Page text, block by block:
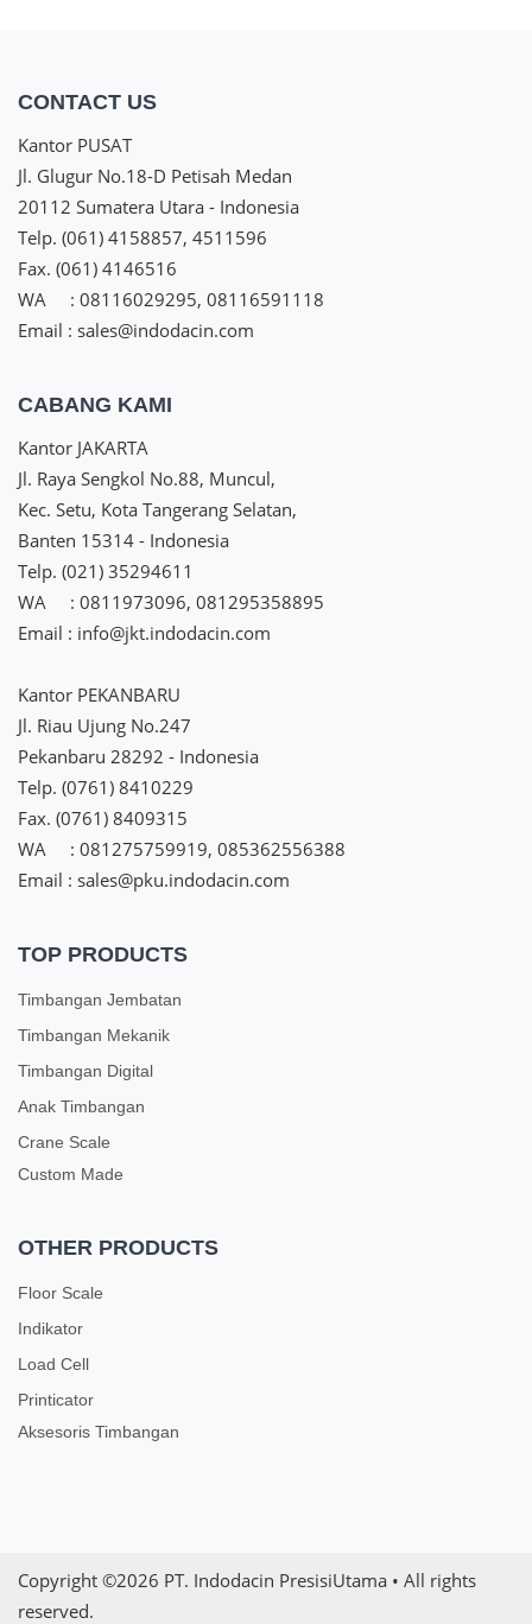
CONTACT US
Kantor PUSAT
Jl. Glugur No.18-D Petisah Medan
20112 Sumatera Utara - Indonesia
Telp. (061) 4158857, 4511596
Fax. (061) 4146516
WA : 08116029295, 08116591118
Email : sales@indodacin.com
CABANG KAMI
Kantor JAKARTA
Jl. Raya Sengkol No.88, Muncul,
Kec. Setu, Kota Tangerang Selatan,
Banten 15314 - Indonesia
Telp. (021) 35294611
WA : 0811973096, 081295358895
Email : info@jkt.indodacin.com
Kantor PEKANBARU
Jl. Riau Ujung No.247
Pekanbaru 28292 - Indonesia
Telp. (0761) 8410229
Fax. (0761) 8409315
WA : 081275759919, 085362556388
Email : sales@pku.indodacin.com
TOP PRODUCTS
Timbangan Jembatan
Timbangan Mekanik
Timbangan Digital
Anak Timbangan
Crane Scale
Custom Made
OTHER PRODUCTS
Floor Scale
Indikator
Load Cell
Printicator
Aksesoris Timbangan
Copyright ©2026 PT. Indodacin PresisiUtama • All rights
reserved.